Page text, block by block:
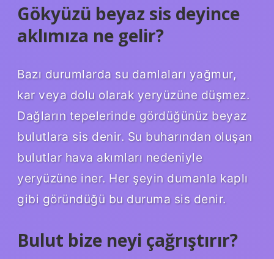
Gökyüzü beyaz sis deyince
aklımıza ne gelir?
Bazı durumlarda su damlaları yağmur,
kar veya dolu olarak yeryüzüne düşmez.
Dağların tepelerinde gördüğünüz beyaz
bulutlara sis denir. Su buharından oluşan
bulutlar hava akımları nedeniyle
yeryüzüne iner. Her şeyin dumanla kaplı
gibi göründüğü bu duruma sis denir.
Bulut bize neyi çağrıştırır?